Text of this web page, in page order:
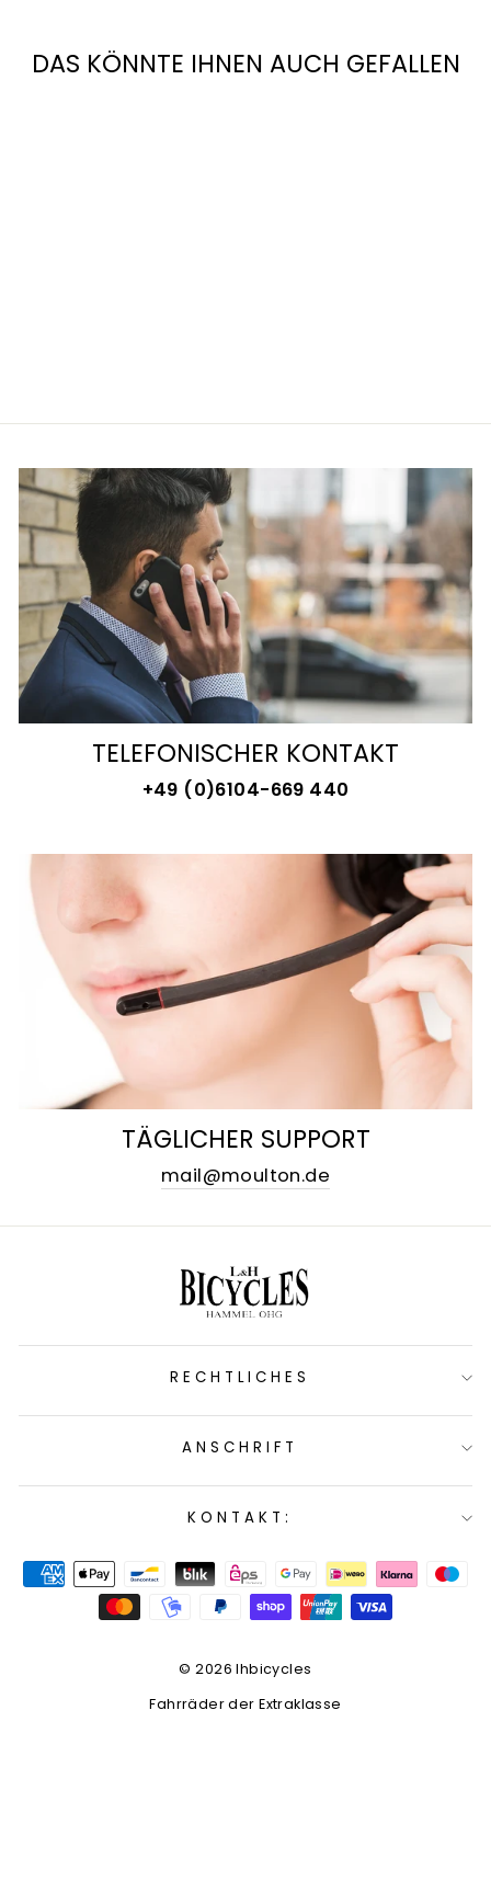
DAS KÖNNTE IHNEN AUCH GEFALLEN
TELEFONISCHER KONTAKT
+49 (0)6104-669 440
TÄGLICHER SUPPORT
mail@moulton.de
RECHTLICHES
ANSCHRIFT
KONTAKT:
© 2026 lhbicycles
Fahrräder der Extraklasse